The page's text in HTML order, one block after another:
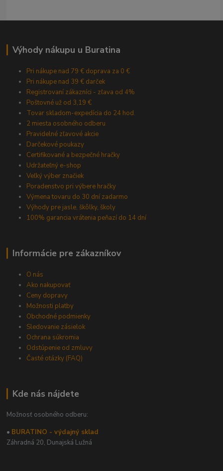
Výhody nákupu u Buratina
Pri nákupe nad 79 € doprava za 0 €
Pri nákupe nad 39 € darček
Registrovaní zákazníci - zľava od 4%
Poštovné už od 3,19 €
Tovar skladom-expedícia do 24 hod.
2 miesta osobného odberu
Pravidelné zľavové akcie
Darčekové poukazy
Certifikované a bezpečné hračky
Udržateľný e-shop
Veľký výber značiek
Poradenstvo pri výbere hračky
Výmena tovaru do 30 dní zadarmo
Výhody pre jasle, škôlky, školy
100% garancia vrátenia peňazí do 14 dní
Informácie pre zákazníkov
O nás
Ako nakupovať
Ceny dopravy
Možnosti platby
Obchodné podmienky
Sledovanie zásielok
Ochrana súkromia
Odstúpenie od zmluvy
Časté otázky (FAQ)
Kde nás nájdete
Možnosť osobného odberu:
• BURATINO - výdajný sklad
Záhradná 20, Dunajská Lužná